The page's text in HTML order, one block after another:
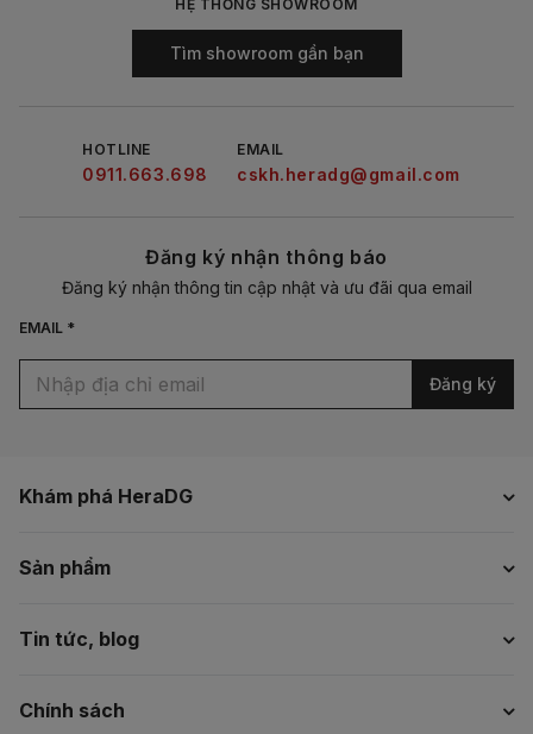
Khám phá HeraDG
Sản phẩm
Tin tức, blog
Chính sách
HỆ THỐNG SHOWROOM
Tìm showroom gần bạn
HOTLINE
0911.663.698
EMAIL
cskh.heradg@gmail.com
Đăng ký nhận thông báo
Đăng ký nhận thông tin cập nhật và ưu đãi qua email
EMAIL *
Đăng ký